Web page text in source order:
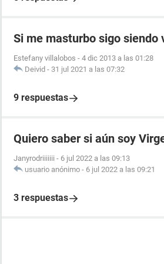
Si me masturbo sigo siendo
Estefany villalobos - 4 dic 2013 a las 01:28
Deivid - 31 jul 2021 a las 07:32
9 respuestas
Quiero saber si aún soy
Janyrodriiiiiii - 6 jul 2022 a las 09:13
usuario anónimo - 6 jul 2022 a las 09:21
3 respuestas